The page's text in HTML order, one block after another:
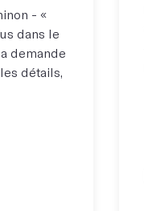
- «
dans le
demande
détails,